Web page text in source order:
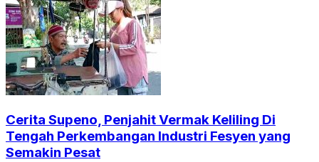
Cerita Supeno, Penjahit Vermak Keliling Di
Tengah Perkembangan Industri Fesyen yang
Semakin Pesat